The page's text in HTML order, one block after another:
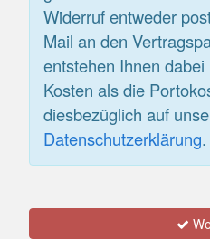
Widerruf entweder
Mail an den
entstehen Ihnen
Kosten als die
diesbezüglich auf
Datenschutzerklärung.